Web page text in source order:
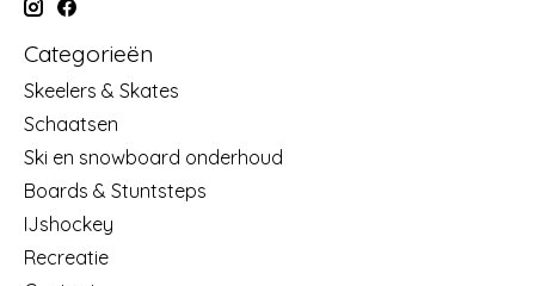
Categorieën
Skeelers & Skates
Schaatsen
Ski en snowboard onderhoud
Boards & Stuntsteps
IJshockey
Recreatie